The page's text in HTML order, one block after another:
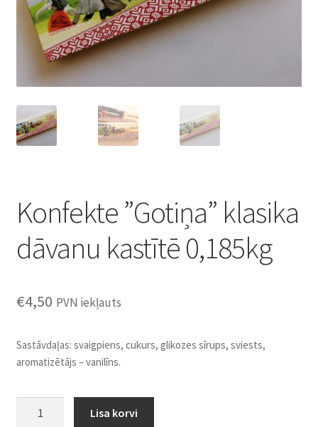
Konfekte ”Gotiņa” klasika
dāvanu kastītē 0,185kg
€4,50 PVN iekļauts
Sastāvdaļas: svaigpiens, cukurs, glikozes sīrups, sviests,
aromatizētājs – vanilīns.
Lisa korvi